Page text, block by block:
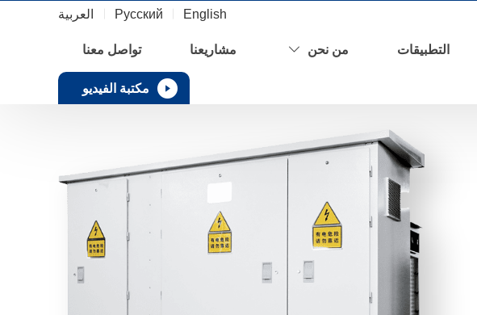
English
Русский العربية
التطبيقات من نحن مشاريعنا تواصل معنا
مكتبة الفيديو